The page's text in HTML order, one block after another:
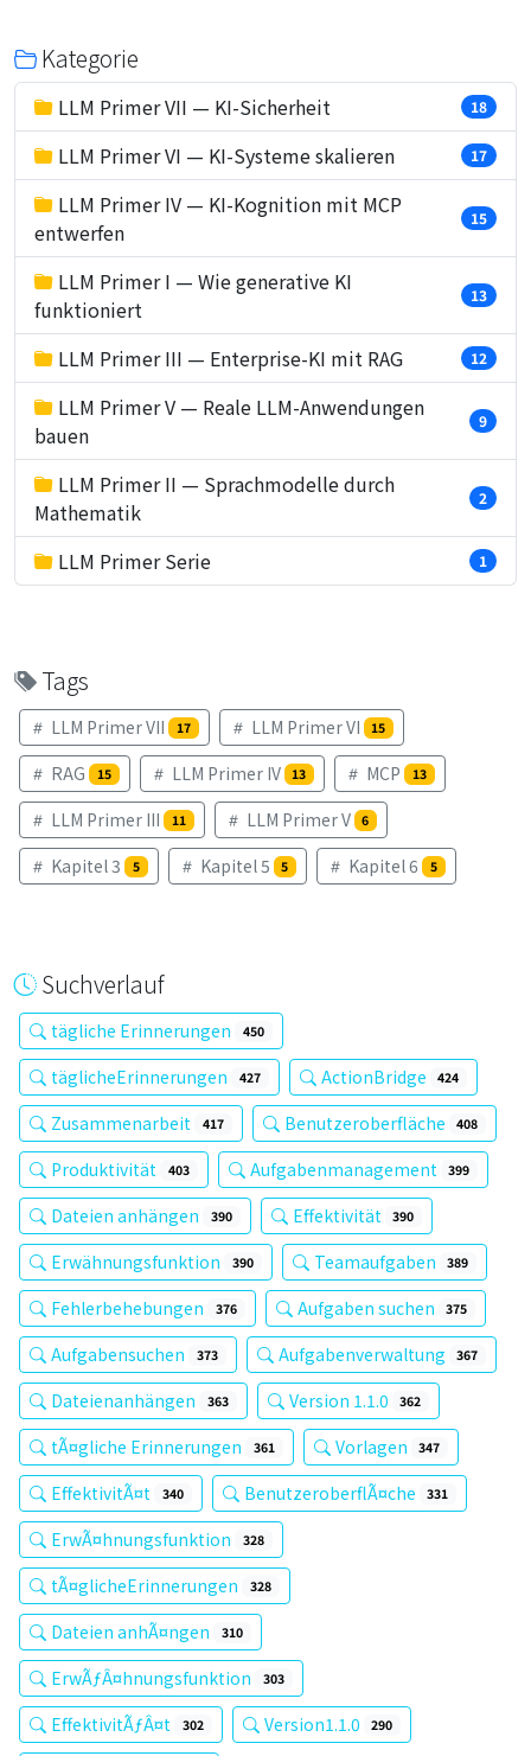
Kategorie
LLM Primer VII — KI-Sicherheit 18
LLM Primer VI — KI-Systeme skalieren 17
LLM Primer IV — KI-Kognition mit MCP
entwerfen
15
LLM Primer I — Wie generative KI
funktioniert
13
LLM Primer III — Enterprise-KI mit RAG 12
LLM Primer V — Reale LLM-Anwendungen
bauen
9
LLM Primer II — Sprachmodelle durch
Mathematik
2
LLM Primer Serie 1
Tags
LLM Primer VII 17 LLM Primer VI 15
RAG 15 LLM Primer IV 13 MCP 13
LLM Primer III 11 LLM Primer V 6
Kapitel 3 5 Kapitel 5 5 Kapitel 6 5
Suchverlauf
tägliche Erinnerungen 450
täglicheErinnerungen 427 ActionBridge 424
Zusammenarbeit 417 Benutzeroberfläche 408
Produktivität 403 Aufgabenmanagement 399
Dateien anhängen 390 Effektivität 390
Erwähnungsfunktion 390 Teamaufgaben 389
Fehlerbehebungen 376 Aufgaben suchen 375
Aufgabensuchen 373 Aufgabenverwaltung 367
Dateienanhängen 363 Version 1.1.0 362
tÃ¤gliche Erinnerungen 361 Vorlagen 347
EffektivitÃ¤t 340 BenutzeroberflÃ¤che 331
ErwÃ¤hnungsfunktion 328
tÃ¤glicheErinnerungen 328
Dateien anhÃ¤ngen 310
ErwÃƒÂ¤hnungsfunktion 303
EffektivitÃƒÂ¤t 302 Version1.1.0 290